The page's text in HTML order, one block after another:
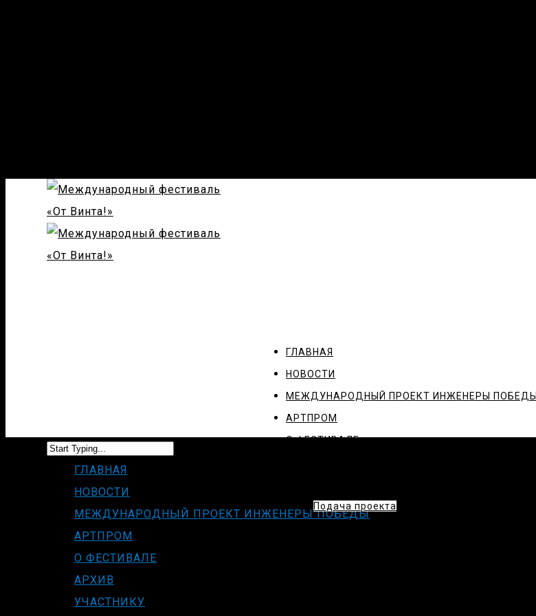
ГЛАВНАЯ
НОВОСТИ
МЕЖДУНАРОДНЫЙ ПРОЕКТ ИНЖЕНЕРЫ ПОБЕДЫ
АРТПРОМ
О ФЕСТИВАЛЕ
Подача проекта
ГЛАВНАЯ
НОВОСТИ
МЕЖДУНАРОДНЫЙ ПРОЕКТ ИНЖЕНЕРЫ ПОБЕДЫ
АРТПРОМ
О ФЕСТИВАЛЕ
АРХИВ
УЧАСТНИКУ